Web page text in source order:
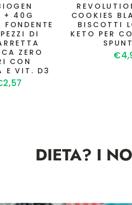
+ 40G
DI
ZERO
CON
E VIT. D3
COOKIES
BISCOTTI
KETO PER
DIETA? I